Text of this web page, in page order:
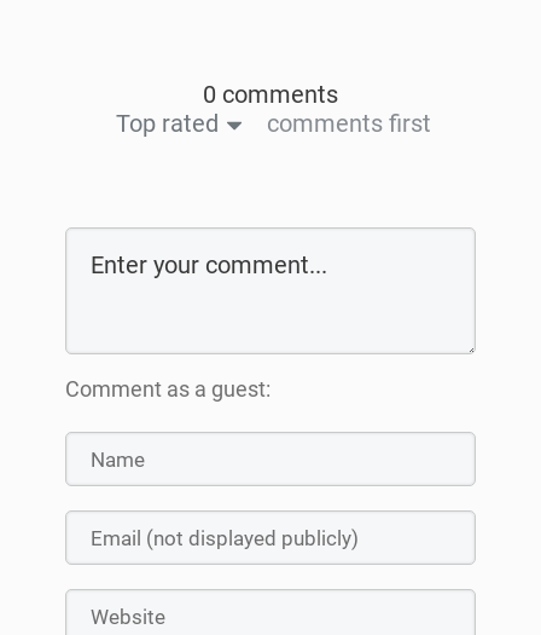
0 comments
Top rated
comments first
Comment as a guest: